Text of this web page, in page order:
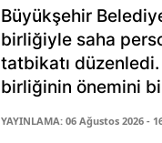
Büyükşehir
birliğiyle saha
tatbikatı
birliğinin önemini
YAYINLAMA: 06 Ağustos 2026 -